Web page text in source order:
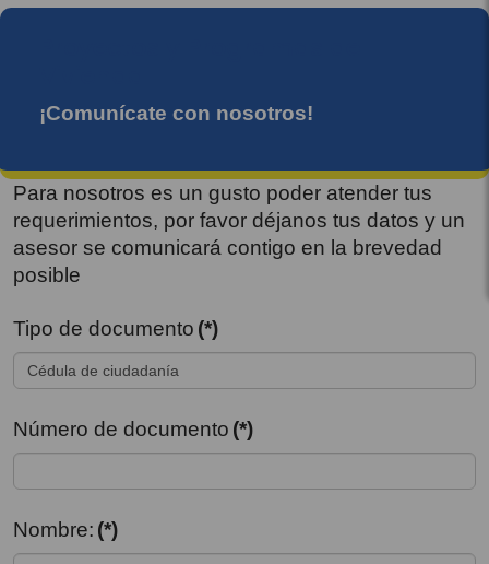
¡Comunícate con nosotros!
Para nosotros es un gusto poder atender tus
requerimientos, por favor déjanos tus datos y un
asesor se comunicará contigo en la brevedad
posible
Tipo de documento (*)
Número de documento (*)
Nombre: (*)